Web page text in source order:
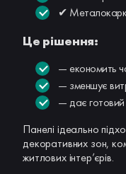
✔
Це рішення:
— економить
— зменшує
— дає готовий
Панелі ідеально
декоративних зон,
житлових інтер’єрів.